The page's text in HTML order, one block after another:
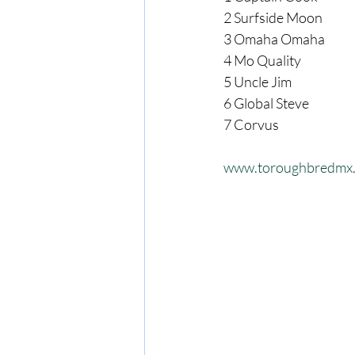
2 Surfside Moon
3 Omaha Omaha
4 Mo Quality
5 Uncle Jim
6 Global Steve
7 Corvus